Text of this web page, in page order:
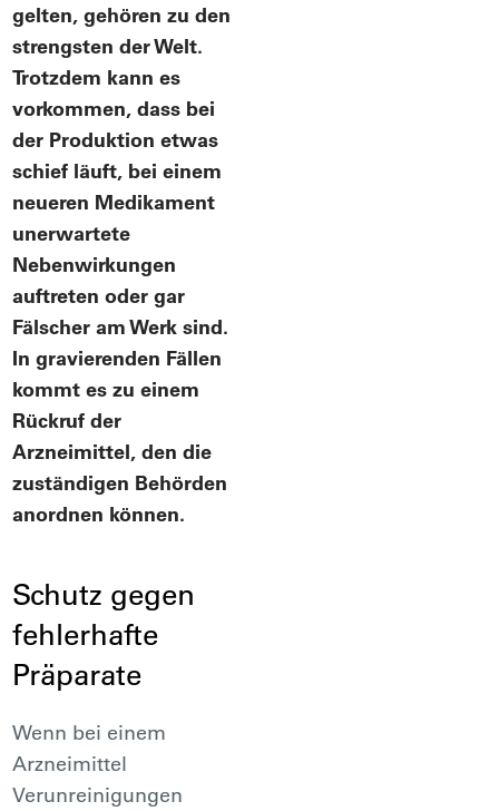
gelten, gehören zu den
strengsten der Welt.
Trotzdem kann es
vorkommen, dass bei
der Produktion etwas
schief läuft, bei einem
neueren Medikament
unerwartete
Nebenwirkungen
auftreten oder gar
Fälscher am Werk sind.
In gravierenden Fällen
kommt es zu einem
Rückruf der
Arzneimittel, den die
zuständigen Behörden
anordnen können.
Schutz gegen
fehlerhafte
Präparate
Wenn bei einem
Arzneimittel
Verunreinigungen